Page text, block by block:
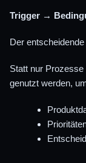
Trigger →
Der
Statt nur
genutzt werden,